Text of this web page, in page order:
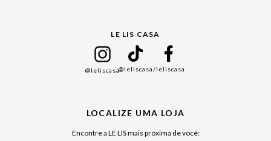
Cuidados Casa
LE LIS CASA
@leliscasa@leliscasa/leliscasa
LOCALIZE UMA LOJA
Encontre a LE LIS mais próxima de você: